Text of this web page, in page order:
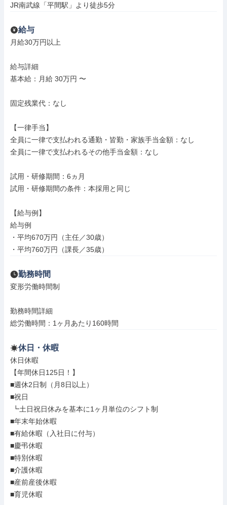
JR南武線「平間駅」より徒歩5分
給与
月給30万円以上
給与詳細
基本給：月給 30万円 〜
固定残業代：なし
【一律手当】
全員に一律で支払われる通勤・皆勤・家族手当金額：なし
全員に一律で支払われるその他手当金額：なし
試用・研修期間：6ヵ月
試用・研修期間の条件：本採用と同じ
【給与例】
給与例
・平均670万円（主任／30歳）
・平均760万円（課長／35歳）
勤務時間
変形労働時間制
勤務時間詳細
総労働時間：1ヶ月あたり160時間
休日・休暇
休日休暇
【年間休日125日！】
■週休2日制（月8日以上）
■祝日
■年末年始休暇
■有給休暇（入社日に付与）
■慶弔休暇
■特別休暇
■介護休暇
■産前産後休暇
■育児休暇